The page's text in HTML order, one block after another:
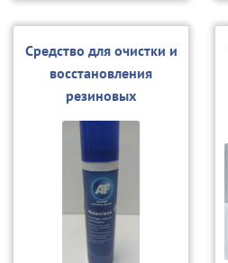
Средство для очистки и
восстановления
резиновых
поверхностей Katun
10388